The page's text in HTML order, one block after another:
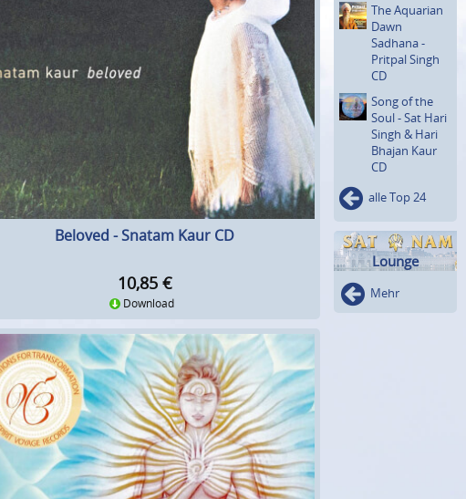
Beloved - Snatam Kaur CD
10,85 €
Download
The Aquarian
Dawn
Sadhana -
Pritpal Singh
CD
Song of the
Soul - Sat Hari
Singh & Hari
Bhajan Kaur
CD
alle Top 24
Lounge
Mehr